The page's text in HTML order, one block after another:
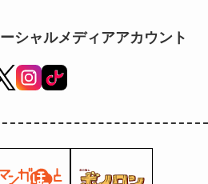
シャルメディアアカウント